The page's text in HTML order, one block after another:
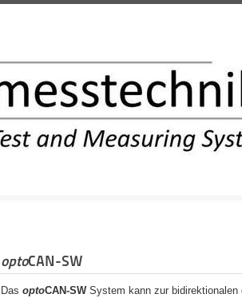
optoCAN-SW
Das optoCAN-SWSystem kann zur bidirektionalen